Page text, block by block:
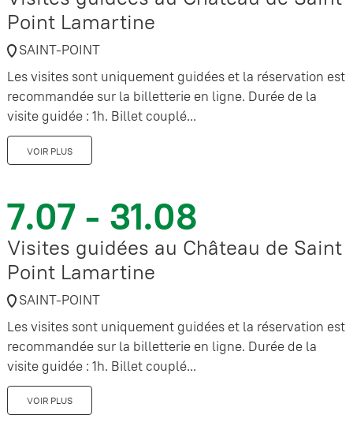
Point Lamartine
SAINT-POINT
Les visites sont uniquement guidées et la réservation est
recommandée sur la billetterie en ligne. Durée de la
visite guidée : 1h. Billet couplé...
VOIR PLUS
7.07 - 31.08
Visites guidées au Château de Saint
Point Lamartine
SAINT-POINT
Les visites sont uniquement guidées et la réservation est
recommandée sur la billetterie en ligne. Durée de la
visite guidée : 1h. Billet couplé...
VOIR PLUS